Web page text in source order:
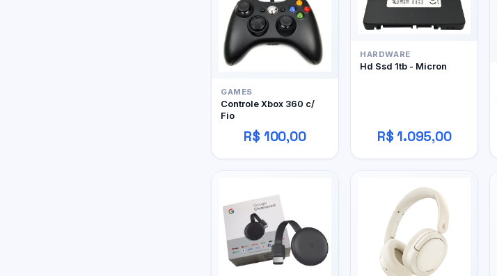
GAMES
Controle Xbox 360 c/
Fio
R$ 100,00
HARDWARE
Hd Ssd 1tb - Micron
R$ 1.095,00